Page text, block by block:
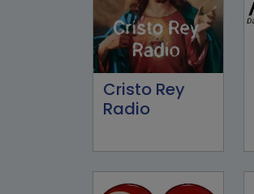
Cristo Rey
Radio